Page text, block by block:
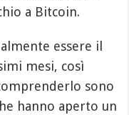
a Bitcoin.
essere il
mesi, così
sono
hanno aperto un